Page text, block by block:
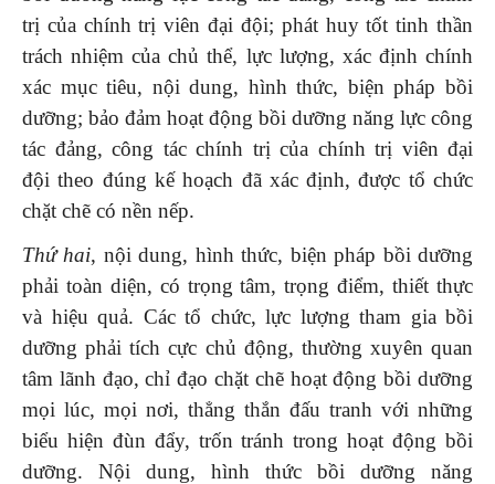
trị của chính trị viên đại đội; phát huy tốt tinh thần
trách nhiệm của chủ thể, lực lượng, xác định chính
xác mục tiêu, nội dung, hình thức, biện pháp bồi
dưỡng; bảo đảm hoạt động bồi dưỡng năng lực công
tác đảng, công tác chính trị của chính trị viên đại
đội theo đúng kế hoạch đã xác định, được tổ chức
chặt chẽ có nền nếp.
Thứ hai, nội dung, hình thức, biện pháp bồi dưỡng
phải toàn diện, có trọng tâm, trọng điểm, thiết thực
và hiệu quả. Các tổ chức, lực lượng tham gia bồi
dưỡng phải tích cực chủ động, thường xuyên quan
tâm lãnh đạo, chỉ đạo chặt chẽ hoạt động bồi dưỡng
mọi lúc, mọi nơi, thẳng thắn đấu tranh với những
biểu hiện đùn đẩy, trốn tránh trong hoạt động bồi
dưỡng. Nội dung, hình thức bồi dưỡng năng